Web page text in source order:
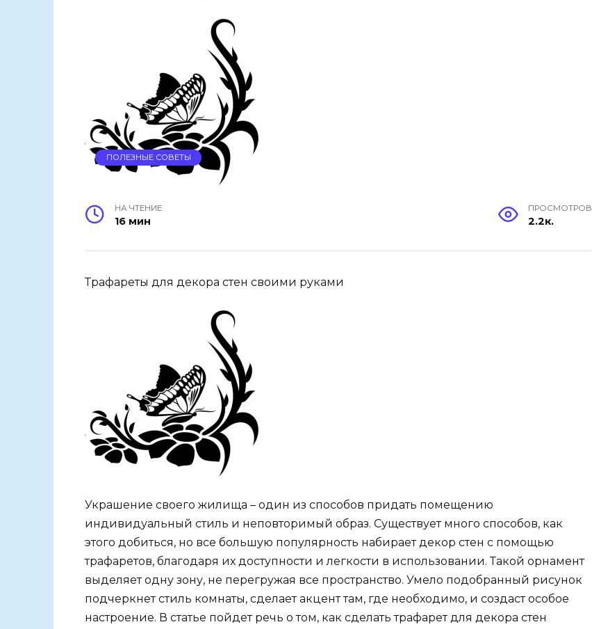
ПОЛЕЗНЫЕ СОВЕТЫ
НА ЧТЕНИЕ
16 мин
ПРОСМОТРОВ
2.2к.
Трафареты для декора стен своими руками
Украшение своего жилища – один из способов придать помещению
индивидуальный стиль и неповторимый образ. Существует много способов, как
этого добиться, но все большую популярность набирает декор стен с помощью
трафаретов, благодаря их доступности и легкости в использовании. Такой орнамент
выделяет одну зону, не перегружая все пространство. Умело подобранный рисунок
подчеркнет стиль комнаты, сделает акцент там, где необходимо, и создаст особое
настроение. В статье пойдет речь о том, как сделать трафарет для декора стен